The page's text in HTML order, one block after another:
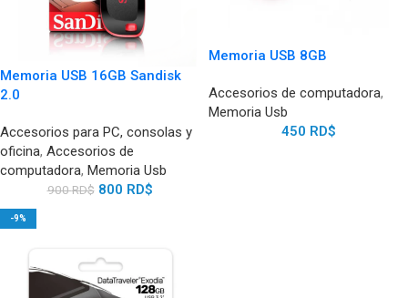
Memoria USB 16GB Sandisk
2.0
Accesorios para PC, consolas y
oficina, Accesorios de
computadora, Memoria Usb
900RD$ 800 RD$
Memoria USB 8GB
Accesorios de computadora,
Memoria Usb
450 RD$
-9%